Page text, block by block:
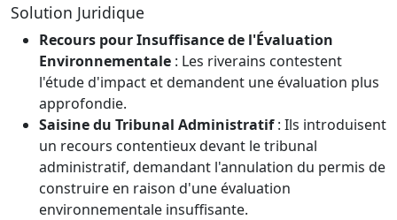
Solution Juridique
Recours pour Insuffisance de l'Évaluation
Environnementale : Les riverains contestent
l'étude d'impact et demandent une évaluation plus
approfondie.
Saisine du Tribunal Administratif: Ils introduisent
un recours contentieux devant le tribunal
administratif, demandant l'annulation du permis de
construire en raison d'une évaluation
environnementale insuffisante.